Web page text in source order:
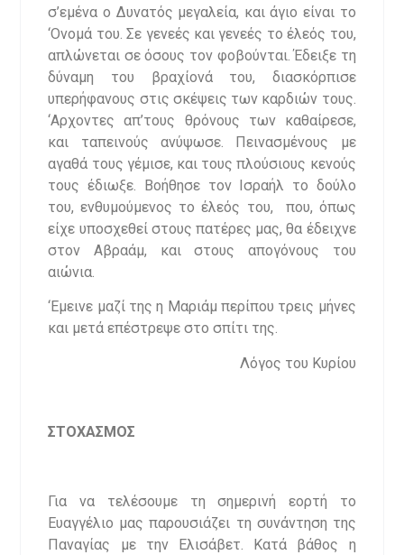
σ’εμένα ο Δυνατός μεγαλεία, και άγιο είναι το
‘Ονομά του. Σε γενεές και γενεές το έλεός του,
απλώνεται σε όσους τον φοβούνται. Έδειξε τη
δύναμη του βραχίονά του, διασκόρπισε
υπερήφανους στις σκέψεις των καρδιών τους.
‘Αρχοντες απ’τους θρόνους των καθαίρεσε,
και ταπεινούς ανύψωσε. Πεινασμένους με
αγαθά τους γέμισε, και τους πλούσιους κενούς
τους έδιωξε. Βοήθησε τον Ισραήλ το δούλο
του, ενθυμούμενος το έλεός του, που, όπως
είχε υποσχεθεί στους πατέρες μας, θα έδειχνε
στον Αβραάμ, και στους απογόνους του
αιώνια.
‘Εμεινε μαζί της η Μαριάμ περίπου τρεις μήνες
και μετά επέστρεψε στο σπίτι της.
Λόγος του Κυρίου
ΣΤΟΧΑΣΜΟΣ
Για να τελέσουμε τη σημερινή εορτή το
Ευαγγέλιο μας παρουσιάζει τη συνάντηση της
Παναγίας με την Ελισάβετ. Κατά βάθος η